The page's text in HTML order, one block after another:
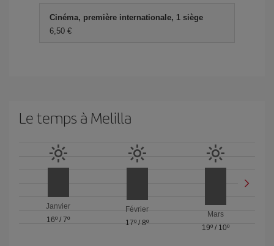
Cinéma, première internationale, 1 siège
6,50 €
Le temps à Melilla
Janvier
16º /7º
Février
17º / 8º
Mars
19º / 10º